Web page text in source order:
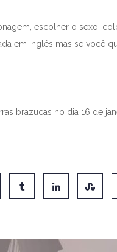
escolher o sexo,
em inglês mas se você
brazucas no dia 16 de